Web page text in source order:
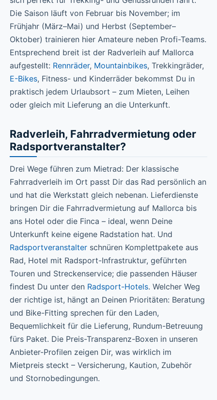
Die Saison läuft von Februar bis November; im
Frühjahr (März–Mai) und Herbst (September–
Oktober) trainieren hier Amateure neben Profi-Teams.
Entsprechend breit ist der Radverleih auf Mallorca
aufgestellt: Rennräder, Mountainbikes, Trekkingräder,
E-Bikes, Fitness- und Kinderräder bekommst Du in
praktisch jedem Urlaubsort – zum Mieten, Leihen
oder gleich mit Lieferung an die Unterkunft.
Radverleih, Fahrradvermietung oder
Radsportveranstalter?
Drei Wege führen zum Mietrad: Der klassische
Fahrradverleih im Ort passt Dir das Rad persönlich an
und hat die Werkstatt gleich nebenan. Lieferdienste
bringen Dir die Fahrradvermietung auf Mallorca bis
ans Hotel oder die Finca – ideal, wenn Deine
Unterkunft keine eigene Radstation hat. Und
Radsportveranstalter schnüren Komplettpakete aus
Rad, Hotel mit Radsport-Infrastruktur, geführten
Touren und Streckenservice; die passenden Häuser
findest Du unter den Radsport-Hotels. Welcher Weg
der richtige ist, hängt an Deinen Prioritäten: Beratung
und Bike-Fitting sprechen für den Laden,
Bequemlichkeit für die Lieferung, Rundum-Betreuung
fürs Paket. Die Preis-Transparenz-Boxen in unseren
Anbieter-Profilen zeigen Dir, was wirklich im
Mietpreis steckt – Versicherung, Kaution, Zubehör
und Stornobedingungen.